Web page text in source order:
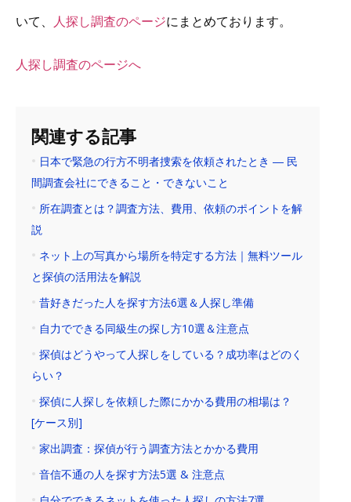
いて、 人探し調査のページにまとめております。
人探し調査のページへ
関連する記事
日本で緊急の行方不明者捜索を依頼されたとき ― 民
間調査会社にできること・できないこと
所在調査とは？調査方法、費用、依頼のポイントを解
説
ネット上の写真から場所を特定する方法｜無料ツール
と探偵の活用法を解説
昔好きだった人を探す方法6選＆人探し準備
自力でできる同級生の探し方10選＆注意点
探偵はどうやって人探しをしている？成功率はどのく
らい？
探偵に人探しを依頼した際にかかる費用の相場は？
[ケース別]
家出調査：探偵が行う調査方法とかかる費用
音信不通の人を探す方法5選 & 注意点